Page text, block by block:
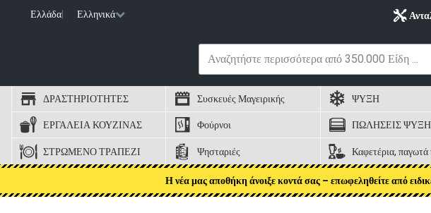
Ελλάδα Ελληνικά
ΔΡΑΣΤΗΡΙΟΤΗΤΕΣ Συσκευές Μαγειρικής ΨΥΞΗ
ΕΡΓΑΛΕΙΑ ΚΟΥΖΙΝΑΣ Φούρνοι ΠΩΛΗΣΕΙΣ
ΣΤΡΩΜΕΝΟ ΤΡΑΠΕΖΙ Ψησταριές
Η νέα μας αποθήκη άνοιξε κοντά σας – επωφεληθείτε από